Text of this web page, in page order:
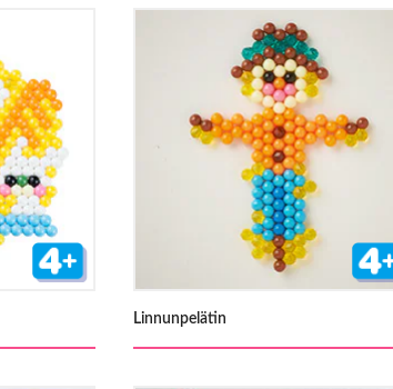
Linnunpelätin